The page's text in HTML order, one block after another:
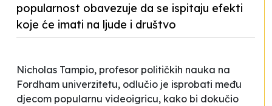
popularnost obavezuje da se ispitaju efekti
koje će imati na ljude i društvo
Nicholas Tampio, profesor političkih nauka na
Fordham univerzitetu, odlučio je isprobati među
djecom popularnu videoigricu, kako bi dokučio